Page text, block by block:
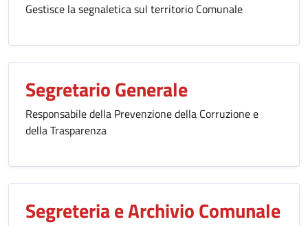
Gestisce la segnaletica sul territorio Comunale
Segretario Generale
Responsabile della Prevenzione della Corruzione e
della Trasparenza
Segreteria e Archivio Comunale